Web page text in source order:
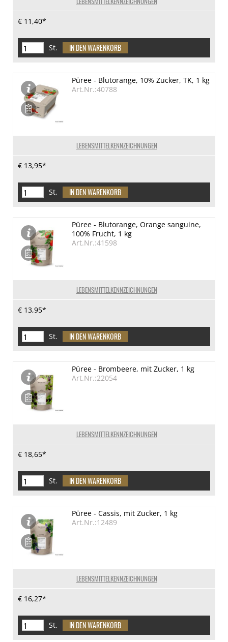
€ 11,40*
St.
LEBENSMITTELKENNZEICHNUNGEN
Püree - Blutorange, 10% Zucker, TK, 1 kg
Art.Nr.:40788
€ 13,95*
St.
LEBENSMITTELKENNZEICHNUNGEN
Püree - Blutorange, Orange sanguine,
100% Frucht, 1 kg
Art.Nr.:41598
€ 13,95*
St.
LEBENSMITTELKENNZEICHNUNGEN
Püree - Brombeere, mit Zucker, 1 kg
Art.Nr.:22054
€ 18,65*
St.
LEBENSMITTELKENNZEICHNUNGEN
Püree - Cassis, mit Zucker, 1 kg
Art.Nr.:12489
€ 16,27*
St.